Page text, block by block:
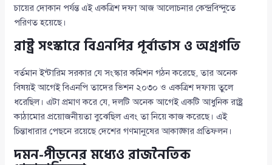
চায়ের দোকান পর্যন্ত এই একত্রিশ দফা আজ আলোচনার কেন্দ্রবিন্দুতে
পরিণত হয়েছে।
রাষ্ট্র সংস্কারে বিএনপির পূর্বাভাস ও অগ্রগতি
বর্তমান ইন্টারিম সরকার যে সংস্কার কমিশন গঠন করেছে, তার অনেক
বিষয়ই আগেই বিএনপি তাদের ভিশন ২০৩০ ও একত্রিশ দফায় তুলে
ধরেছিল। এটা প্রমাণ করে যে, দলটি অনেক আগেই একটি আধুনিক রাষ্ট্র
কাঠামোর প্রয়োজনীয়তা বুঝেছিল এবং তা নিয়ে কাজ করেছে। এই
চিন্তাধারার পেছনে রয়েছে দেশের গণমানুষের আকাঙ্ক্ষার প্রতিফলন।
দমন-পীড়নের মধ্যেও রাজনৈতিক